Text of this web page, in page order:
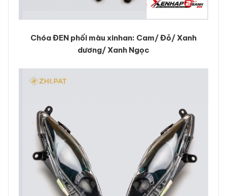
Chóa ĐEN phối màu xinhan: Cam/ Đỏ/ Xanh
dương/ Xanh Ngọc